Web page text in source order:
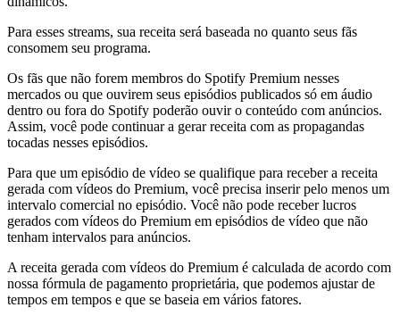
Para esses streams, sua receita será baseada no quanto seus fãs
consomem seu programa.
Os fãs que não forem membros do Spotify Premium nesses
mercados ou que ouvirem seus episódios publicados só em áudio
dentro ou fora do Spotify poderão ouvir o conteúdo com anúncios.
Assim, você pode continuar a gerar receita com as propagandas
tocadas nesses episódios.
Para que um episódio de vídeo se qualifique para receber a receita
gerada com vídeos do Premium, você precisa inserir pelo menos um
intervalo comercial no episódio. Você não pode receber lucros
gerados com vídeos do Premium em episódios de vídeo que não
tenham intervalos para anúncios.
A receita gerada com vídeos do Premium é calculada de acordo com
nossa fórmula de pagamento proprietária, que podemos ajustar de
tempos em tempos e que se baseia em vários fatores.